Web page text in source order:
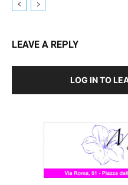
LEAVE A REPLY
LOG IN TO